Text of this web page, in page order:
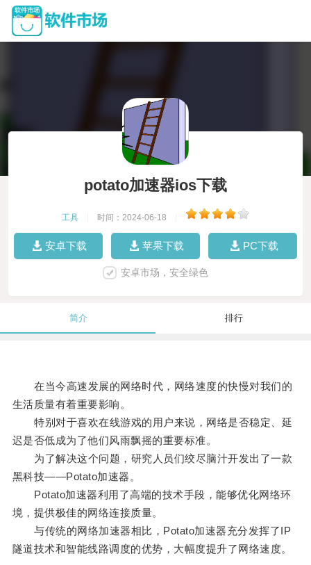
potato加速器ios下载
工具 时间：2024-06-18
安卓下载 苹果下载 PC下载
安卓市场，安全绿色
简介 排行
在当今高速发展的网络时代，网络速度的快慢对我们的
生活质量有着重要影响。
特别对于喜欢在线游戏的用户来说，网络是否稳定、延
迟是否低成为了他们风雨飘摇的重要标准。
为了解决这个问题，研究人员们绞尽脑汁开发出了一款
黑科技——Potato加速器。
Potato加速器利用了高端的技术手段，能够优化网络环
境，提供极佳的网络连接质量。
与传统的网络加速器相比，Potato加速器充分发挥了IP
隧道技术和智能线路调度的优势，大幅度提升了网络速度。